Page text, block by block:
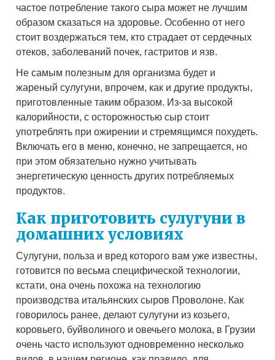
частое потребление такого сыра может не лучшим
образом сказаться на здоровье. Особенно от него
стоит воздержаться тем, кто страдает от сердечных
отеков, заболеваний почек, гастритов и язв.
Не самым полезным для организма будет и
жареный сулугуни, впрочем, как и другие продукты,
приготовленные таким образом. Из-за высокой
калорийности, с осторожностью сыр стоит
употреблять при ожирении и стремящимся похудеть.
Включать его в меню, конечно, не запрещается, но
при этом обязательно нужно учитывать
энергетическую ценность других потребляемых
продуктов.
Как приготовить сулугуни в
домашних условиях
Сулугуни, польза и вред которого вам уже известны,
готовится по весьма специфической технологии,
кстати, она очень похожа на технологию
производства итальянских сыров Проволоне. Как
говорилось ранее, делают сулугуни из козьего,
коровьего, буйволиного и овечьего молока, в Грузии
очень часто используют одновременно несколько